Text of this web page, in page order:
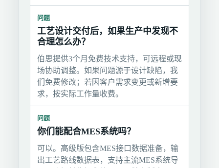
问题
工艺设计交付后，如果生产中发现不
合理怎么办？
伯思提供3个月免费技术支持，可远程或现
场协助调整。如果问题源于设计缺陷，我
们免费修改；若因客户需求变更或新增要
求，按实际工作量收费。
问题
你们能配合MES系统吗？
可以。高级版包含MES接口数据准备，输
出工艺路线数据表，支持主流MES系统导